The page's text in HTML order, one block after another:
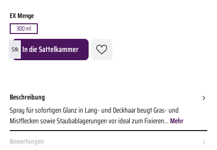
EX Mengeauswählen
300 ml
Produkt Anzahl: Gib den gewünschten Wert ein oder benutze die Schaltflächen um die
Stk In die Sattelkammer
Beschreibung
Spray für sofortigen Glanz in Lang- und Deckhaar beugt Gras- und
Mistflecken sowie Staubablagerungen vor ideal zum Fixieren…Mehr
Bewertungen